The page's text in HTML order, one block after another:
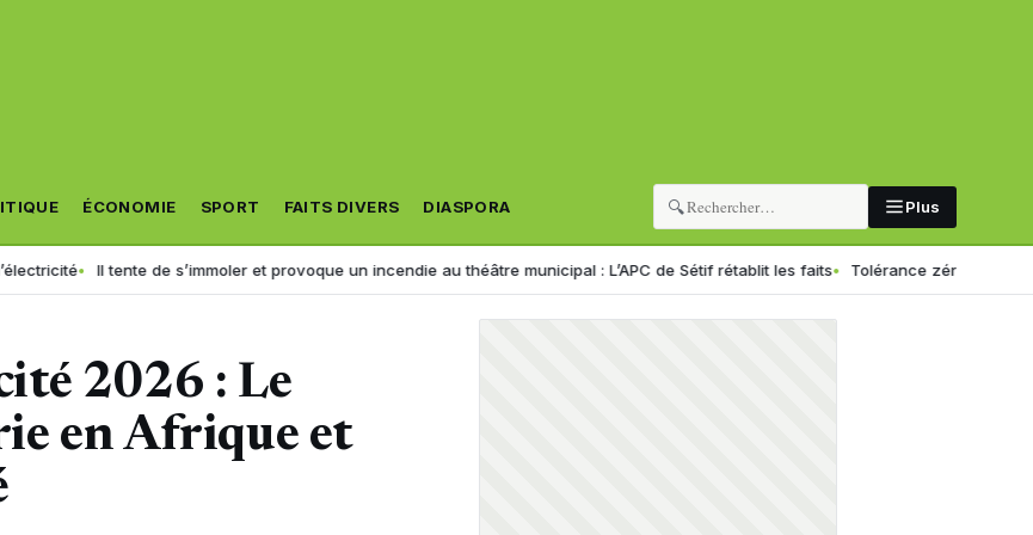
ÉCONOMIE SPORT FAITS DIVERS DIASPORA 🔍 Plus
tente de s’immoler et provoque un incendie au théâtre municipal : L’APC de Sétif rétablit les faits Tolérance zéro pour les chauffeurs :
2026 : Le
en Afrique et